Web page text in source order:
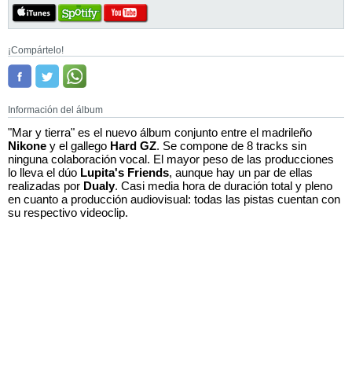
¡Compártelo!
Información del álbum
"Mar y tierra" es el nuevo álbum conjunto entre el madrileño
Nikone y el gallego Hard GZ. Se compone de 8 tracks sin
ninguna colaboración vocal. El mayor peso de las producciones
lo lleva el dúo Lupita's Friends, aunque hay un par de ellas
realizadas por Dualy. Casi media hora de duración total y pleno
en cuanto a producción audiovisual: todas las pistas cuentan con
su respectivo videoclip.